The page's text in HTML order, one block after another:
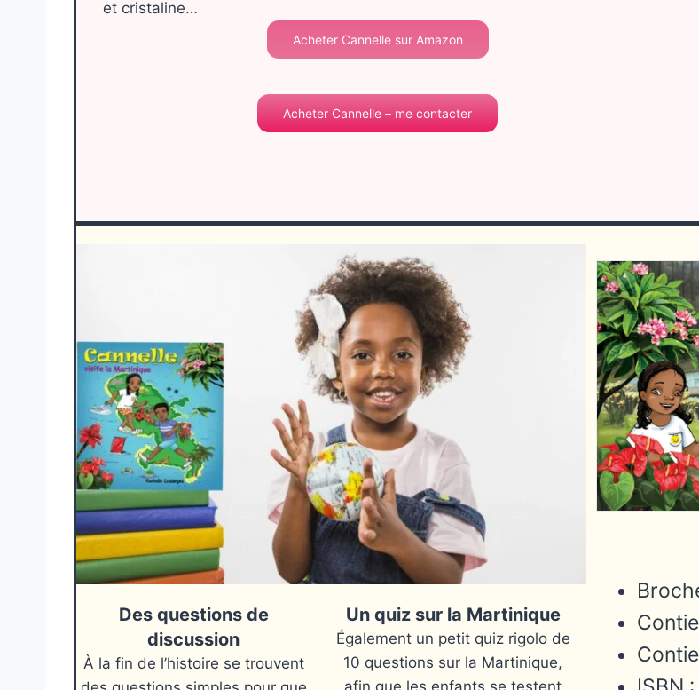
et cristaline…
Acheter Cannelle sur Amazon
Acheter Cannelle – me contacter
Des questions de
discussion
À la fin de l’histoire se trouvent
Un quiz sur la Martinique
Également un petit quiz rigolo de
10 questions sur la Martinique,